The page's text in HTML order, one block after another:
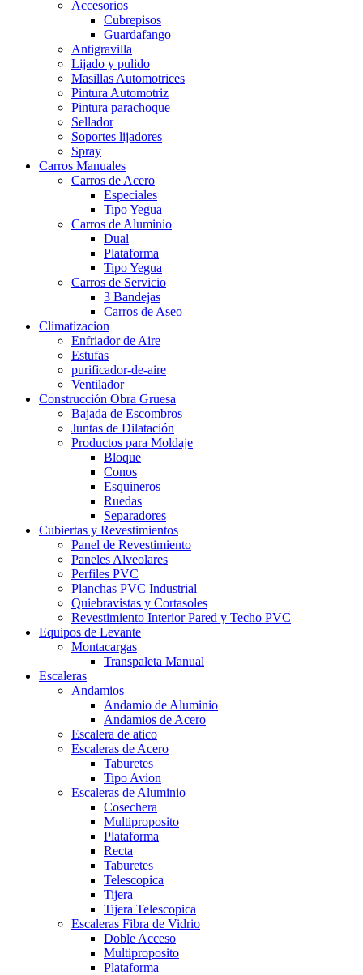
Accesorios
Cubrepisos
Guardafango
Antigravilla
Lijado y pulido
Masillas Automotrices
Pintura Automotriz
Pintura parachoque
Sellador
Soportes lijadores
Spray
Carros Manuales
Carros de Acero
Especiales
Tipo Yegua
Carros de Aluminio
Dual
Plataforma
Tipo Yegua
Carros de Servicio
3 Bandejas
Carros de Aseo
Climatizacion
Enfriador de Aire
Estufas
purificador-de-aire
Ventilador
Construcción Obra Gruesa
Bajada de Escombros
Juntas de Dilatación
Productos para Moldaje
Bloque
Conos
Esquineros
Ruedas
Separadores
Cubiertas y Revestimientos
Panel de Revestimiento
Paneles Alveolares
Perfiles PVC
Planchas PVC Industrial
Quiebravistas y Cortasoles
Revestimiento Interior Pared y Techo PVC
Equipos de Levante
Montacargas
Transpaleta Manual
Escaleras
Andamios
Andamio de Aluminio
Andamios de Acero
Escalera de atico
Escaleras de Acero
Taburetes
Tipo Avion
Escaleras de Aluminio
Cosechera
Multiproposito
Plataforma
Recta
Taburetes
Telescopica
Tijera
Tijera Telescopica
Escaleras Fibra de Vidrio
Doble Acceso
Multiproposito
Plataforma